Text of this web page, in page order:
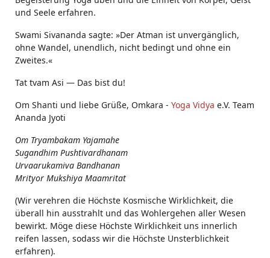
und Seele erfahren.
Swami Sivananda sagte: »Der Atman ist unvergänglich,
ohne Wandel, unendlich, nicht bedingt und ohne ein
Zweites.«
Tat tvam Asi ― Das bist du!
Om Shanti und liebe Grüße, Omkara - Yoga Vidya e.V. Team
Ananda Jyoti
Om Tryambakam Yajamahe
Sugandhim Pushtivardhanam
Urvaarukamiva Bandhanan
Mrityor Mukshiya Maamritat
(Wir verehren die Höchste Kosmische Wirklichkeit, die
überall hin ausstrahlt und das Wohlergehen aller Wesen
bewirkt. Möge diese Höchste Wirklichkeit uns innerlich
reifen lassen, sodass wir die Höchste Unsterblichkeit
erfahren).